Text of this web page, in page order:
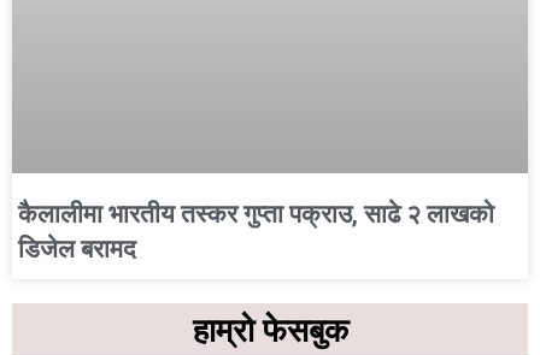
कैलालीमा भारतीय तस्कर गुप्ता पक्राउ, साढे २ लाखको
डिजेल बरामद
हाम्रो फेसबुक